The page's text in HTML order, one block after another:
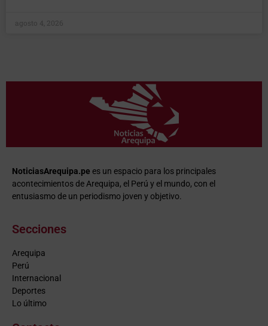
agosto 4, 2026
NoticiasArequipa.pe es un espacio para los principales
acontecimientos de Arequipa, el Perú y el mundo, con el
entusiasmo de un periodismo joven y objetivo.
Secciones
Arequipa
Perú
Internacional
Deportes
Lo último